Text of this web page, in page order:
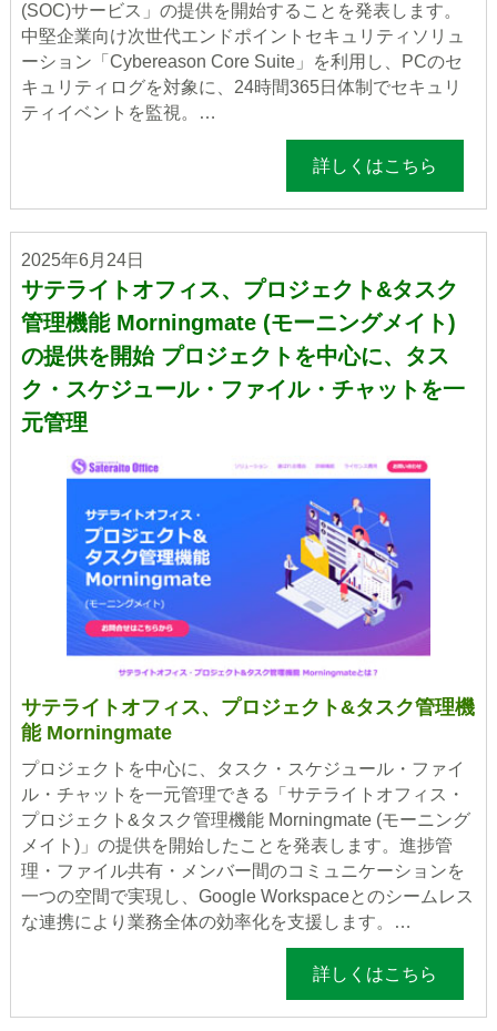
(SOC)サービス」の提供を開始することを発表します。
中堅企業向け次世代エンドポイントセキュリティソリュ
ーション「Cybereason Core Suite」を利用し、PCのセ
キュリティログを対象に、24時間365日体制でセキュリ
ティイベントを監視。…
詳しくはこちら
2025年6月24日
サテライトオフィス、プロジェクト&タスク
管理機能 Morningmate (モーニングメイト)
の提供を開始 プロジェクトを中心に、タス
ク・スケジュール・ファイル・チャットを一
元管理
サテライトオフィス、プロジェクト&タスク管理機
能 Morningmate
プロジェクトを中心に、タスク・スケジュール・ファイ
ル・チャットを一元管理できる「サテライトオフィス・
プロジェクト&タスク管理機能 Morningmate (モーニング
メイト)」の提供を開始したことを発表します。進捗管
理・ファイル共有・メンバー間のコミュニケーションを
一つの空間で実現し、Google Workspaceとのシームレス
な連携により業務全体の効率化を支援します。…
詳しくはこちら